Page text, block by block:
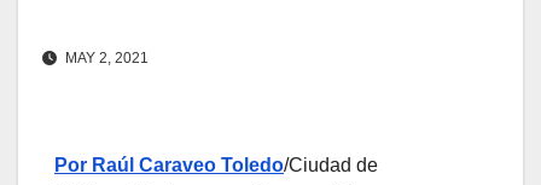
MAY 2, 2021
Por Raúl Caraveo Toledo/Ciudad de